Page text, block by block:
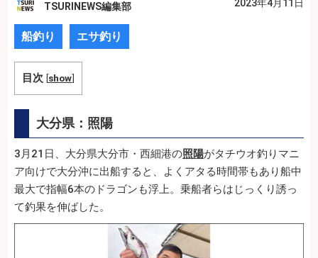
TSURINEWS編集部 2023年4月11日
船釣り エサ釣り
目次 [show]
大分県：照陽
3月21日、大分県大分市・西細港の照陽がタチウオ釣りマニ
ア向けで大分沖に出船すると、よくアタる時間帯もあり船中
最大で指幅6本のドラゴンも浮上。乗船者らはじっくり誘っ
て釣果を伸ばした。